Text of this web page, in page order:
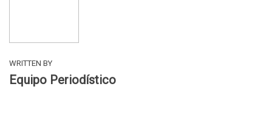
WRITTEN BY
Equipo Periodístico